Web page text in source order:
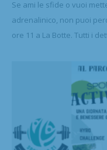
Se ami le sfide o vuoi
adrenalinico, non puoi
ore 11 a La Botte. Tutti i